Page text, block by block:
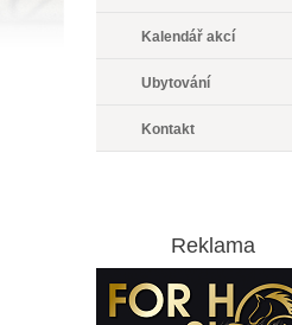
Kalendář akcí
Ubytování
Kontakt
Reklama